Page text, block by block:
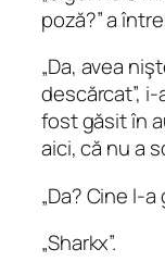
poză?” a
„Da, avea
descărcat”,
fost găsit în
aici, că nu a
„Da? Cine l-
„Sharkx”.